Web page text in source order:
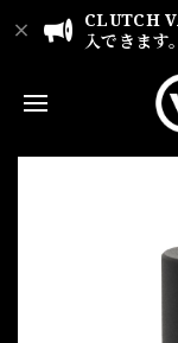
CLUTCH
入できます。